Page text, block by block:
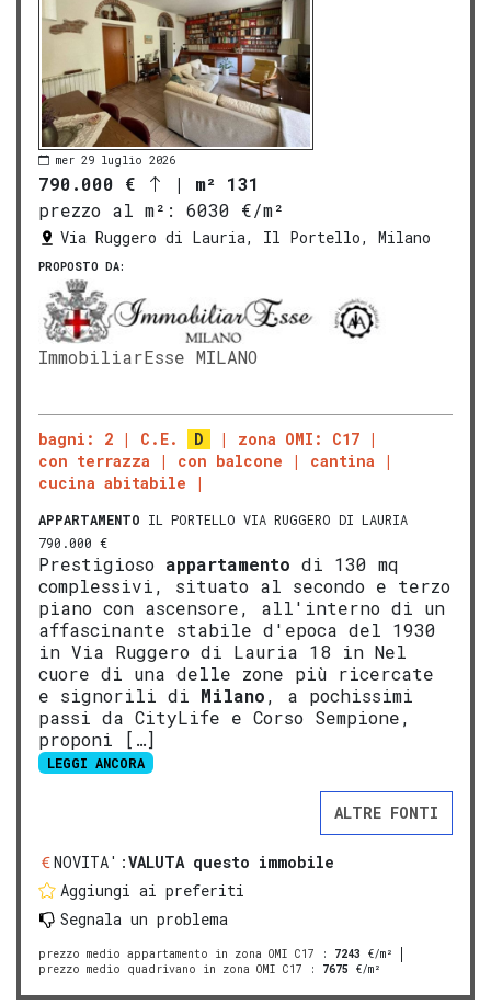
mer 29 luglio 2026
790.000 € | m² 131
prezzo al m²:
6030 €/m²
Via Ruggero di Lauria, Il Portello, Milano
PROPOSTO DA:
ImmobiliarEsse MILANO
bagni: 2 C.E. D
zona OMI: C17
con terrazza
con balcone
cantina
cucina abitabile
APPARTAMENTO IL PORTELLO VIA RUGGERO DI LAURIA
790.000 €
Prestigioso appartamento di 130 mq
complessivi, situato al secondo e terzo
piano con ascensore, all'interno di un
affascinante stabile d'epoca del 1930
in Via Ruggero di Lauria 18 in Nel
cuore di una delle zone più ricercate
e signorili di Milano, a pochissimi
passi da CityLife e Corso Sempione,
proponi […]
LEGGI ANCORA
ALTRE FONTI
NOVITA':VALUTA questo immobile
Aggiungi ai preferiti
Segnala un problema
prezzo medio appartamento in zona OMI C17 : 7243 €/m²
prezzo medio quadrivano in zona OMI C17 : 7675 €/m²